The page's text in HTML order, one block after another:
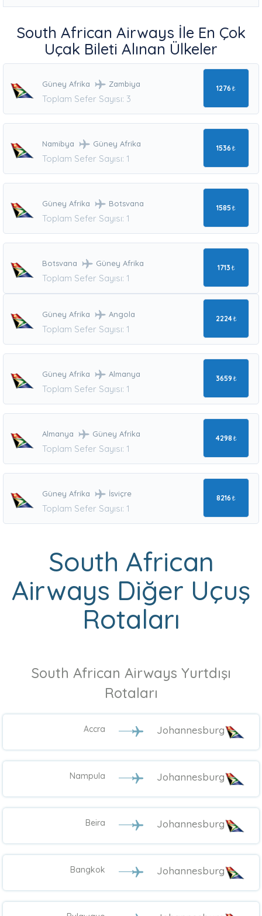
South African Airways İle En Çok
Uçak Bileti Alınan Ülkeler
Güney Afrika Zambiya
Toplam Sefer Sayısı: 3
1276₺
Namibya Güney Afrika
Toplam Sefer Sayısı: 1
1536₺
Güney Afrika Botsvana
Toplam Sefer Sayısı: 1
1585₺
Botsvana Güney Afrika
Toplam Sefer Sayısı: 1
1713₺
Güney Afrika Angola
Toplam Sefer Sayısı: 1
2224₺
Güney Afrika Almanya
Toplam Sefer Sayısı: 1
3659₺
Almanya Güney Afrika
Toplam Sefer Sayısı: 1
4298₺
Güney Afrika İsviçre
Toplam Sefer Sayısı: 1
8216₺
South African
Airways Diğer Uçuş
Rotaları
South African Airways Yurtdışı
Rotaları
Accra Johannesburg
Nampula Johannesburg
Beira Johannesburg
Bangkok Johannesburg